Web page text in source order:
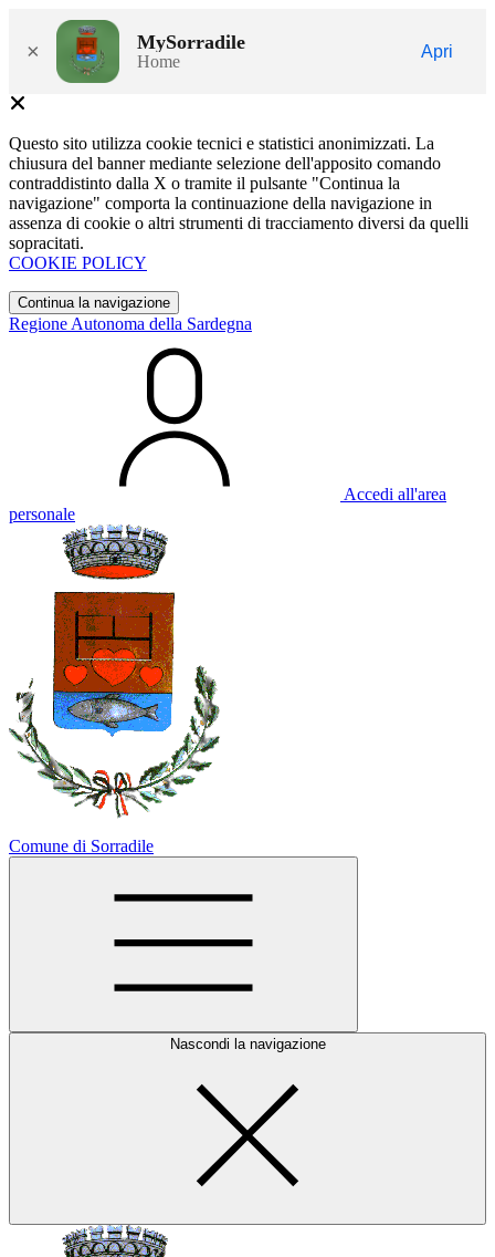
× MySorradile
Home
Apri
Questo sito utilizza cookie tecnici e statistici anonimizzati. La
chiusura del banner mediante selezione dell'apposito comando
contraddistinto dalla X o tramite il pulsante "Continua la
navigazione" comporta la continuazione della navigazione in
assenza di cookie o altri strumenti di tracciamento diversi da quelli
sopracitati.
COOKIE POLICY
Continua la navigazione
Regione Autonoma della Sardegna
Accedi all'area
personale
Comune di Sorradile
Nascondi la navigazione